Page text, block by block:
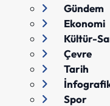
Gündem
Ekonomi
Kültür-
Çevre
Tarih
Spor